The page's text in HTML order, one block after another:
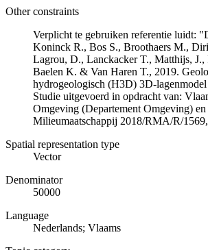
Other constraints
Verplicht te gebruiken referentie luidt:
Koninck R., Bos S., Broothaers M.,
Lagrou, D., Lanckacker T., Matthijs, J.,
Baelen K. & Van Haren T., 2019.
hydrogeologisch (H3D) 3D-
Studie uitgevoerd in opdracht van:
Omgeving (Departement Omgeving)
Milieumaatschappij 2018/RMA/R/
Spatial representation type
Vector
Denominator
50000
Language
Nederlands; Vlaams